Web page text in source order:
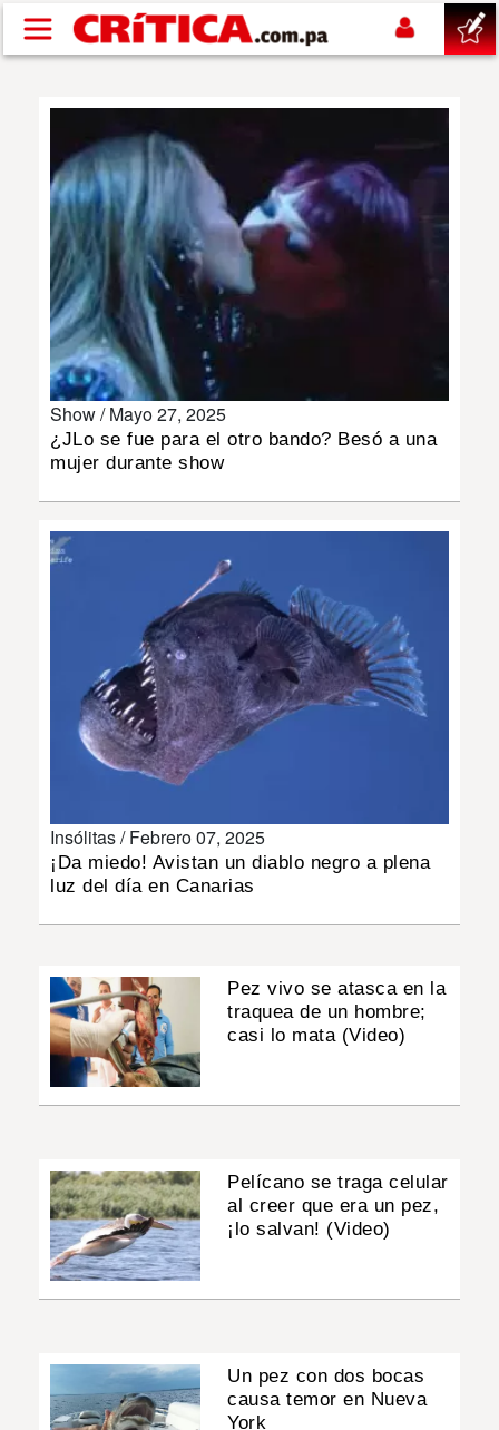
Pasar al contenido principal
SUCESOS
NACIONAL
POLÍTICA
SHOW
DEPORTES
MUNDO
INSÓLITAS
Show /Mayo 27, 2025
¿JLo se fue para el otro bando? Besó a una
mujer durante show
Insólitas /Febrero 07, 2025
¡Da miedo! Avistan un diablo negro a plena
luz del día en Canarias
Pez vivo se atasca en la
traquea de un hombre;
casi lo mata (Video)
Pelícano se traga celular
al creer que era un pez,
¡lo salvan! (Video)
Un pez con dos bocas
causa temor en Nueva
York